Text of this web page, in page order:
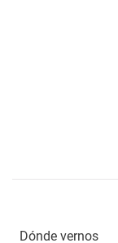
Dónde vernos